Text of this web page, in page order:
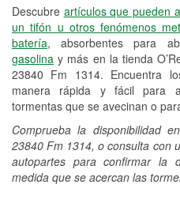
Descubre artículos que pueden
un tifón u otros fenómenos
batería, absorbentes para
gasolina y más en la tienda
23840 Fm 1314. Encuentra
manera rápida y fácil para
tormentas que se avecinan o
Comprueba la disponibilidad
23840 Fm 1314, o consulta con
autopartes para confirmar la
medida que se acercan las
Idiomas
Español